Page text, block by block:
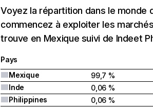
Voyez la répartition dans le
commencez à exploiter les
trouve en Mexique suivi de Indeet
Pays
Mexique
99,7 %
Inde
0,06 %
Philippines
0,06 %